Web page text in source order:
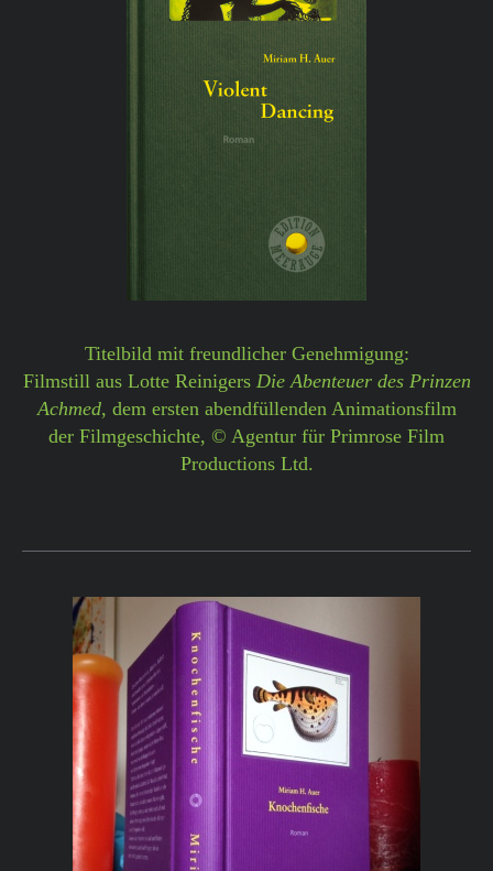
Titelbild mit freundlicher Genehmigung:
Filmstill aus Lotte Reinigers Die Abenteuer des Prinzen
Achmed, dem ersten abendfüllenden Animationsfilm
der Filmgeschichte, © Agentur für Primrose Film
Productions Ltd.